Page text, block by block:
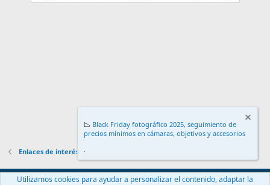
Enlaces de interés
Español (ES)
📉 Black Friday fotográfico 2025, seguimiento de
precios mínimos en cámaras, objetivos y accesorios
.
Utilizamos cookies para ayudar a personalizar el contenido, adaptar la